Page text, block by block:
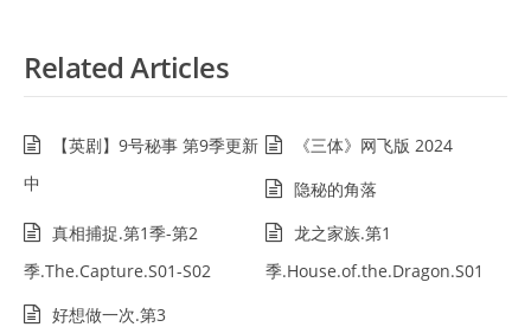
Related Articles
【英剧】9号秘事 第9季更新
中
《三体》网飞版 2024
隐秘的角落
真相捕捉.第1季-第2
季.The.Capture.S01-S02
龙之家族.第1
季.House.of.the.Dragon.S01
好想做一次.第3